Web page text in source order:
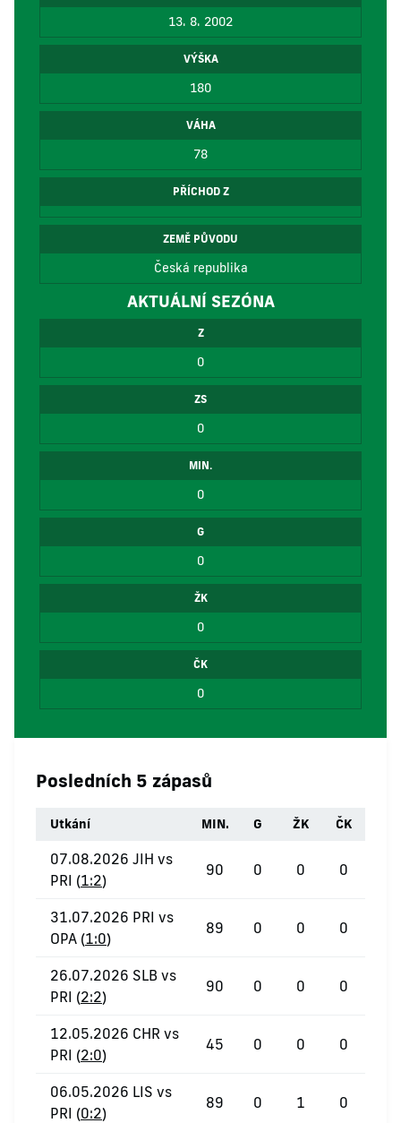
13. 8. 2002
VÝŠKA
180
VÁHA
78
PŘÍCHOD Z
ZEMĚ PŮVODU
Česká republika
AKTUÁLNÍ SEZÓNA
Z
0
ZS
0
MIN.
0
G
0
ŽK
0
ČK
0
Posledních 5 zápasů
Utkání MIN. G ŽK ČK
07.08.2026 JIH vs
PRI (1:2)
90 0 0 0
31.07.2026 PRI vs
OPA (1:0)
89 0 0 0
26.07.2026 SLB vs
PRI (2:2)
90 0 0 0
12.05.2026 CHR vs
PRI (2:0)
45 0 0 0
06.05.2026 LIS vs
PRI (0:2)
89 0 1 0